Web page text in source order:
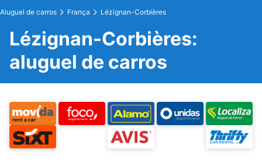
Aluguel de carros França Lézignan-Corbières
Lézignan-Corbières:
aluguel de carros